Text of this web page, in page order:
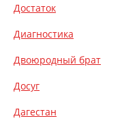
Достаток
Диагностика
Двоюродный брат
Досуг
Дагестан